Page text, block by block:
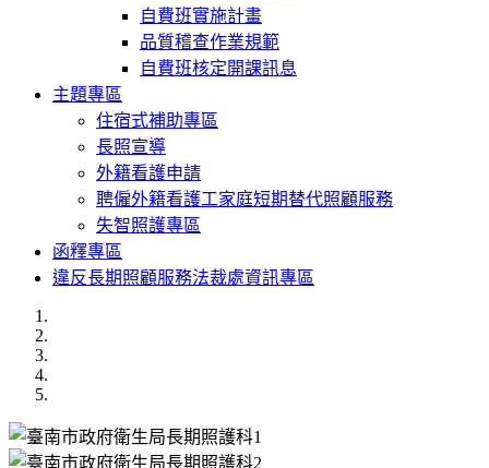
自費班實施計畫
品質稽查作業規範
自費班核定開課訊息
主題專區
住宿式補助專區
長照宣導
外籍看護申請
聘僱外籍看護工家庭短期替代照顧服務
失智照護專區
函釋專區
違反長期照顧服務法裁處資訊專區